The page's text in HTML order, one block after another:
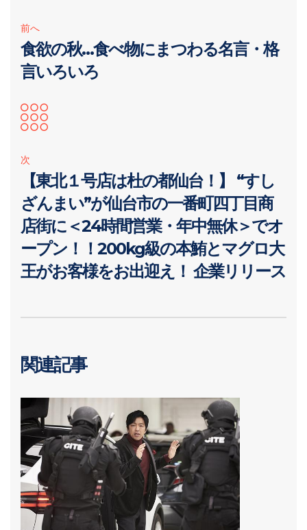
前へ
食欲の秋…食べ物にまつわる名言・格
言いろいろ
次
【東北１号店は杜の都仙台！】 “すし
ざんまい”が仙台市の一番町四丁目商
店街に＜24時間営業・年中無休＞でオ
ープン！！200kg級の本鮪とマグロ大
王がお客様をお出迎え！ 企業リリース
関連記事